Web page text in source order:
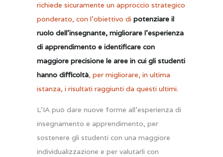
richiede sicuramente un approccio strategico
ponderato, con l’obiettivo di potenziare il
ruolo dell’insegnante, migliorare l’esperienza
di apprendimento e identificare con
maggiore precisione le aree in cui gli studenti
hanno difficoltà, per migliorare, in ultima
istanza, i risultati raggiunti da questi ultimi.
L’IA può dare nuove forme all’esperienza di
insegnamento e apprendimento, per
sostenere gli studenti con una maggiore
individualizzazione e per valutarli con